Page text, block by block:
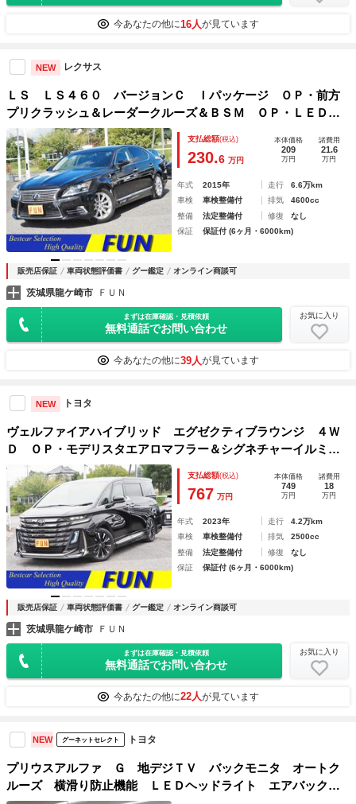
今あなたの他に16人が見ています
NEW レクサス
ＬＳ ＬＳ４６０ バージョンＣ Ｉパッケージ ＯＰ・前方
プリクラッシュ＆レーダークルーズ＆ＢＳＭ ＯＰ・ＬＥＤヘ
ッドライト 本革シート 助手席パワーオットマン リヤオー
トサンシェード メーカーＳＤナビ Ｂカメラ
支払総額(税込)
230.6 万円
本体価格
209
万円
諸費用
21.6
万円
年式 2015年 走行
6.6万km
車検
車検整備付 排気
4600cc
整備
法定整備付 修復
なし
保証
保証付 (6ヶ月・6000km)
販売店保証 車両状態評価書 グー鑑定 オンライン商談可
茨城県龍ケ崎市 ＦＵＮ
まずは在庫確認・見積依頼
無料通話でお問い合わせ
お気に入り
今あなたの他に39人が見ています
NEW トヨタ
ヴェルファイアハイブリッド エグゼクティブラウンジ ４Ｗ
Ｄ ＯＰ・モデリスタエアロマフラー＆シグネチャーイルミ
ＯＰ・ＤＶＤ／ＣＤ ＯＰ・スカッフイルミ 左右独立ムＳ
Ｒ チームメイト ＨＵＤ ＢＳＭ Ｄインナーミラー 全周
囲 黒革 ＪＢＬリヤエンタメ
支払総額(税込)
767 万円
本体価格
749
万円
諸費用
18
万円
年式 2023年 走行
4.2万km
車検
車検整備付 排気
2500cc
整備
法定整備付 修復
なし
保証
保証付 (6ヶ月・6000km)
販売店保証 車両状態評価書 グー鑑定 オンライン商談可
茨城県龍ケ崎市 ＦＵＮ
まずは在庫確認・見積依頼
無料通話でお問い合わせ
お気に入り
今あなたの他に22人が見ています
NEW グーネットセレクト トヨタ
プリウスアルファ Ｇ 地デジＴＶ バックモニタ オートク
ルーズ 横滑り防止機能 ＬＥＤヘッドライト エアバック